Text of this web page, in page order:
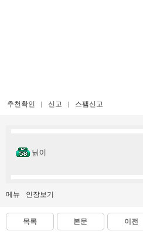
추천확인 신고 스팸신고
닑이
메뉴 인장보기
목록 본문 이전